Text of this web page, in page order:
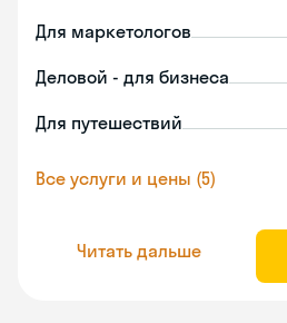
Для маркетологов
Деловой - для бизнеса
Для путешествий
Все услуги и цены (5)
Читать дальше